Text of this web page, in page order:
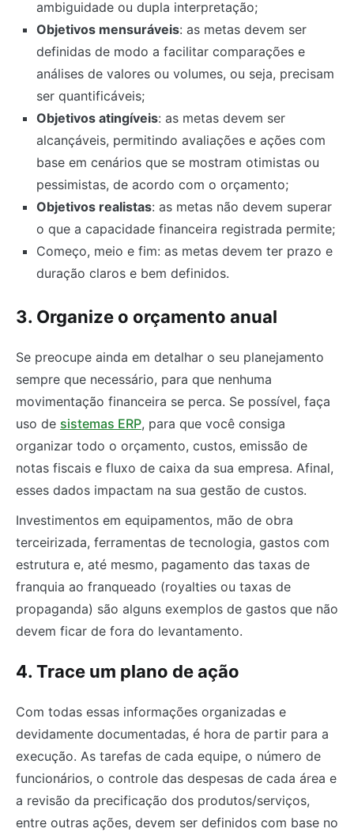
ambiguidade ou dupla interpretação;
Objetivos mensuráveis: as metas devem ser
definidas de modo a facilitar comparações e
análises de valores ou volumes, ou seja, precisam
ser quantificáveis;
Objetivos atingíveis: as metas devem ser
alcançáveis, permitindo avaliações e ações com
base em cenários que se mostram otimistas ou
pessimistas, de acordo com o orçamento;
Objetivos realistas: as metas não devem superar
o que a capacidade financeira registrada permite;
Começo, meio e fim: as metas devem ter prazo e
duração claros e bem definidos.
3. Organize o orçamento anual
Se preocupe ainda em detalhar o seu planejamento
sempre que necessário, para que nenhuma
movimentação financeira se perca. Se possível, faça
uso de sistemas ERP, para que você consiga
organizar todo o orçamento, custos, emissão de
notas fiscais e fluxo de caixa da sua empresa. Afinal,
esses dados impactam na sua gestão de custos.
Investimentos em equipamentos, mão de obra
terceirizada, ferramentas de tecnologia, gastos com
estrutura e, até mesmo, pagamento das taxas de
franquia ao franqueado (royalties ou taxas de
propaganda) são alguns exemplos de gastos que não
devem ficar de fora do levantamento.
4. Trace um plano de ação
Com todas essas informações organizadas e
devidamente documentadas, é hora de partir para a
execução. As tarefas de cada equipe, o número de
funcionários, o controle das despesas de cada área e
a revisão da precificação dos produtos/serviços,
entre outras ações, devem ser definidos com base no